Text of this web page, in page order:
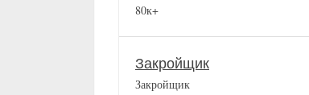
80к+
Закройщик
Закройщик